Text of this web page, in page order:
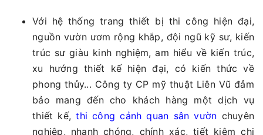
Với hệ thống trang thiết bị thi công hiện đại,
nguồn vườn ươm rộng khắp, đội ngũ kỹ sư, kiến
trúc sư giàu kinh nghiệm, am hiểu về kiến trúc,
xu hướng thiết kế hiện đại, có kiến thức về
phong thủy... Công ty CP mỹ thuật Liên Vũ đảm
bảo mang đến cho khách hàng một dịch vụ
thiết kế,thi công cảnh quan sân vườn chuyên
nghiệp, nhanh chóng, chính xác, tiết kiệm chi